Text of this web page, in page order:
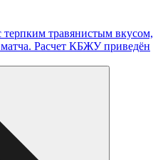
терпким травянистым вкусом,
матча. Расчет КБЖУ приведён